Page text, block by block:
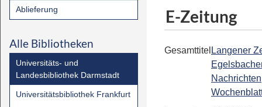
Ablieferung
Alle Bibliotheken
Universitäts- und
Landesbibliothek Darmstadt
Universitätsbibliothek Frankfurt
E-Zeitung
Gesamttitel Langener